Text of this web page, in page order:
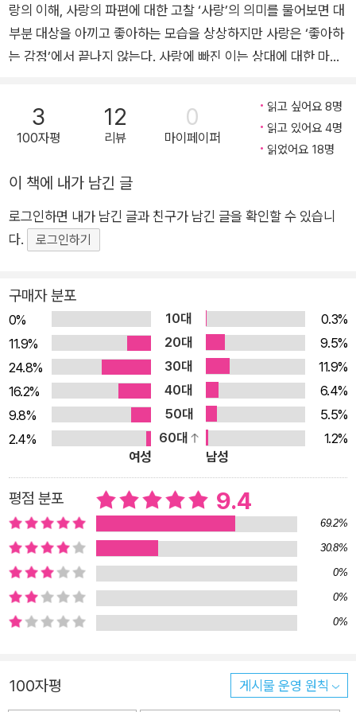
랑의 이해, 사랑의 파편에 대한 고찰 ‘사랑’의 의미를 물어보면 대
부분 대상을 아끼고 좋아하는 모습을 상상하지만 사랑은 ‘좋아하
는 감정’에서 끝나지 않는다. 사랑에 빠진 이는 상대에 대한 마음
한다고 해도 표현 방식의 차이 때문에 서로를 이해하려 노력하기
도, 상처받기도 한다. 사랑은 강렬하면서도 한마디로 정리하기 어
려운 단어다. 삶에서 빼놓을 수 없지만 한 단어로 정의하기 어려
지식을 기반으로 사랑의 다양한 모습을 통찰하여 사랑의 핵심을
파고든다. 새로운 사랑을 만난 사람, 사랑의 상처에 슬퍼하는 사
람, 이별과 아픔을 딛고 다시 사랑을 찾기 시작한 사람까지. 이 책
과 인문학적 통찰로 저자가 안내하는 사랑의 여러 형태와 빛깔을
마주함으로써 사랑을 알고 싶거나 사랑에 상처받았거나 사랑하
고 싶은 독자에게 어른의 사랑을 안내할 것이다. 사랑 그대로의
사랑을 사랑하는 법 모순적이고 본능적인 사랑을 이해하다 사랑
은, 그리고 사랑하는 사람은 흔히 알려진 모습보다도 더욱 모순적
이고 양면적이며 본능적이다. 사랑하는 동안, 누군가를 사랑하기
때문에 기쁘지만 동시에 그 때문에 아프다. 사랑하는 사람에게 서
슴없이 욕망을 드러내기도 하지만, 가끔은 사랑을 지키기 위해 나
운 사랑이 찾아왔을 때 그 사랑을 소중히 간직하고 오래 유지할
수 있다. 사랑이 대체 무엇이길래 한 사람의 눈을 멀게 하고, 열정
에 휩싸이게 하며, 떠난 이를 그리워하는 마음에 잠식하게 만드는
걸까? 사랑에 대한 답을 찾아 떠난 저자의 여정을 《사랑이 묻고
인문학이 답하다》에 담았다. 진정한 사랑을 찾고 싶은 이도, 내
사랑에 의심이 싹튼 이도, 단순히 사랑을 알고 싶은 이도 이 책을
통해 사랑이 얼마나 다채로운 모습을 띠는지 이해하고 사랑에 대
만 헤세 … 학자들이 말하는 사랑의 여러 형태 철학, 문학, 영화 등
다양한 분야에 등장하는 사랑을 통찰하는 인문학적 시선 《사랑이
3
100자평
12
리뷰
0
마이페이퍼
읽고 싶어요 8명
읽고 있어요 4명
읽었어요 18명
이 책에 내가 남긴 글
로그인하면 내가 남긴 글과 친구가 남긴 글을 확인할 수 있습니
다.
로그인하기
구매자 분포
0% 10대
0.3%
11.9%
20대
9.5%
24.8%
30대
11.9%
16.2%
40대
6.4%
9.8%
50대
5.5%
2.4%
60대
1.2%
여성
남성
평점 분포 9.4
69.2%
30.8%
0%
0%
0%
100자평 게시물 운영 원칙